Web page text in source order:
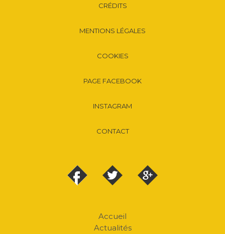
CRÉDITS
MENTIONS LÉGALES
COOKIES
PAGE FACEBOOK
INSTAGRAM
CONTACT
Accueil
Actualités